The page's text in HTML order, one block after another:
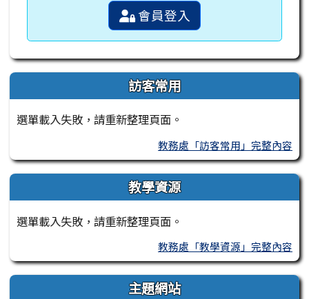
會員登入
訪客常用
選單載入失敗，請重新整理頁面。
教務處「訪客常用」完整內容
教學資源
選單載入失敗，請重新整理頁面。
教務處「教學資源」完整內容
主題網站